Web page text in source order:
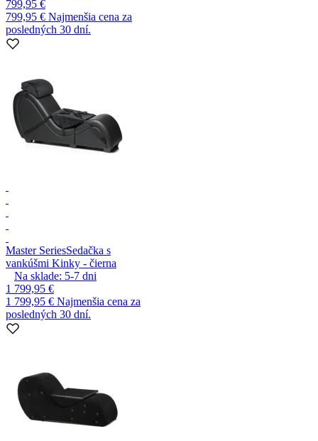
799,95 €
799,95 € Najmenšia cena za
posledných 30 dní.
Master SeriesSedačka s
vankúšmi Kinky - čierna
Na sklade: 5-7 dni
1 799,95 €
1 799,95 € Najmenšia cena za
posledných 30 dní.